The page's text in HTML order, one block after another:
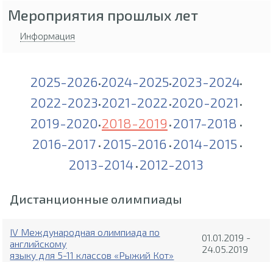
Мероприятия прошлых лет
Информация
2025-2026•2024-2025•2023-2024•
2022-2023•2021-2022 •2020-2021 •
2019-2020•2018-2019 • 2017-2018 •
2016-2017 • 2015-2016 • 2014-2015 •
2013-2014 • 2012-2013
Дистанционные олимпиады
IV Международная олимпиада по
английскому
языку для 5-11 классов «Рыжий Кот»
01.01.2019 -
24.05.2019